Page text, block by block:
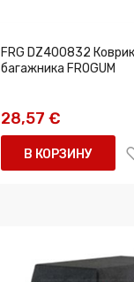
FRG DZ400832 Коврик
багажника FROGUM
28,57 €
В КОРЗИНУ